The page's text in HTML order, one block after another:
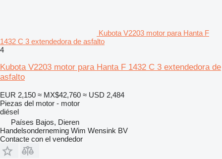
Kubota V2203 motor para Hanta F
1432 C 3 extendedora de asfalto
4
Kubota V2203 motor para Hanta F 1432 C 3 extendedora de
asfalto
EUR 2,150 ≈ MX$42,760 ≈ USD 2,484
Piezas del motor - motor
diésel
Países Bajos, Dieren
Handelsonderneming Wim Wensink BV
Contacte con el vendedor